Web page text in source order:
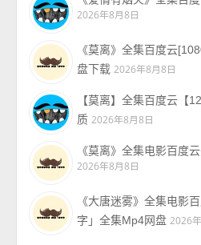
2026年8月8日
《莫离》全集百度云
盘下载 2026年8月8日
【莫离】全集百度云【
质 2026年8月8日
《莫离》全集电影百度
2026年8月8日
《大唐迷雾》全集电影
字」全集Mp4网盘 2026